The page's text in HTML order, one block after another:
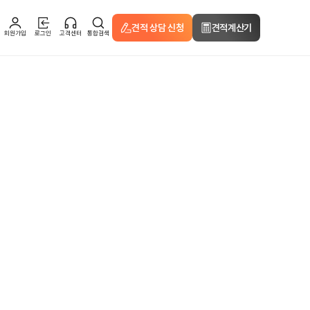
회원가입 로그인 고객센터 통합검색 견적 상담 신청 견적계산기